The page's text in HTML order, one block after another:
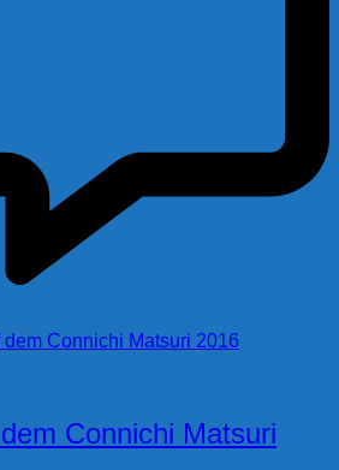
Connichi Matsuri